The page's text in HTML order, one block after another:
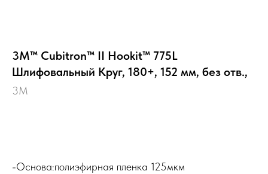
3M™ Cubitron™ II Hookit™ 775L
Шлифовальный Круг, 180+, 152 мм, без отв.,
3M
-Основа:полиэфирная пленка 125мкм